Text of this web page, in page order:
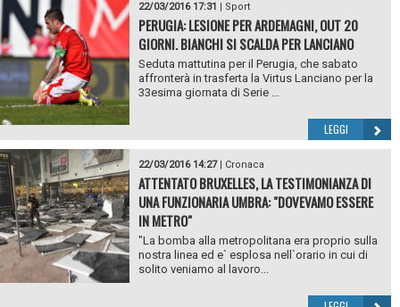
22/03/2016 17:31 Sport
PERUGIA: LESIONE PER ARDEMAGNI, OUT 20
GIORNI. BIANCHI SI SCALDA PER LANCIANO
Seduta mattutina per il Perugia, che sabato
affronterà in trasferta la Virtus Lanciano per la
33esima giornata di Serie ...
LEGGI
22/03/2016 14:27| Cronaca
ATTENTATO BRUXELLES, LA TESTIMONIANZA DI
UNA FUNZIONARIA UMBRA: "DOVEVAMO ESSERE
IN METRO"
"La bomba alla metropolitana era proprio sulla
nostra linea ed e` esplosa nell`orario in cui di
solito veniamo al lavoro...